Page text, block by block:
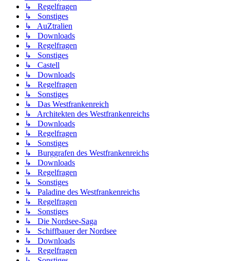
↳ Regelfragen
↳ Sonstiges
↳ AuZtralien
↳ Downloads
↳ Regelfragen
↳ Sonstiges
↳ Castell
↳ Downloads
↳ Regelfragen
↳ Sonstiges
↳ Das Westfrankenreich
↳ Architekten des Westfrankenreichs
↳ Downloads
↳ Regelfragen
↳ Sonstiges
↳ Burggrafen des Westfrankenreichs
↳ Downloads
↳ Regelfragen
↳ Sonstiges
↳ Paladine des Westfrankenreichs
↳ Regelfragen
↳ Sonstiges
↳ Die Nordsee-Saga
↳ Schiffbauer der Nordsee
↳ Downloads
↳ Regelfragen